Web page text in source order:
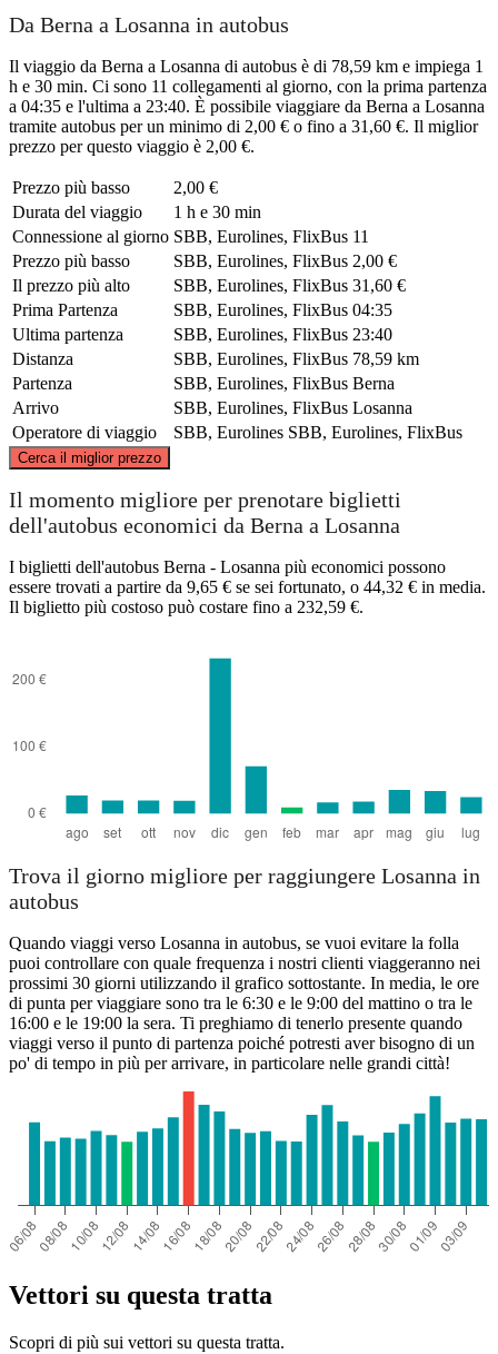
Da Berna a Losanna in autobus
Il viaggio da Berna a Losanna di autobus è di 78,59 km e impiega 1
h e 30 min. Ci sono 11 collegamenti al giorno, con la prima partenza
a 04:35 e l'ultima a 23:40. È possibile viaggiare da Berna a Losanna
tramite autobus per un minimo di 2,00 € o fino a 31,60 €. Il miglior
prezzo per questo viaggio è 2,00 €.
Prezzo più basso
2,00 €
Durata del viaggio
1 h e 30 min
Connessione al giorno SBB, Eurolines, FlixBus 11
Prezzo più basso
SBB, Eurolines, FlixBus 2,00 €
Il prezzo più alto
SBB, Eurolines, FlixBus 31,60 €
Prima Partenza
SBB, Eurolines, FlixBus 04:35
Ultima partenza
SBB, Eurolines, FlixBus 23:40
Distanza
SBB, Eurolines, FlixBus 78,59 km
Partenza
SBB, Eurolines, FlixBus Berna
Arrivo
SBB, Eurolines, FlixBus Losanna
Operatore di viaggio
SBB, Eurolines SBB, Eurolines, FlixBus
Cerca il miglior prezzo
©CARTO, ©OpenStreetMapcontributors
Il momento migliore per prenotare biglietti
dell'autobus economici da Berna a Losanna
I biglietti dell'autobus Berna - Losanna più economici possono
essere trovati a partire da 9,65 € se sei fortunato, o 44,32 € in media.
Il biglietto più costoso può costare fino a 232,59 €.
Trova il giorno migliore per raggiungere Losanna in
autobus
Quando viaggi verso Losanna in autobus, se vuoi evitare la folla
puoi controllare con quale frequenza i nostri clienti viaggeranno nei
prossimi 30 giorni utilizzando il grafico sottostante. In media, le ore
di punta per viaggiare sono tra le 6:30 e le 9:00 del mattino o tra le
16:00 e le 19:00 la sera. Ti preghiamo di tenerlo presente quando
viaggi verso il punto di partenza poiché potresti aver bisogno di un
po' di tempo in più per arrivare, in particolare nelle grandi città!
Vettori su questa tratta
Scopri di più sui vettori su questa tratta.